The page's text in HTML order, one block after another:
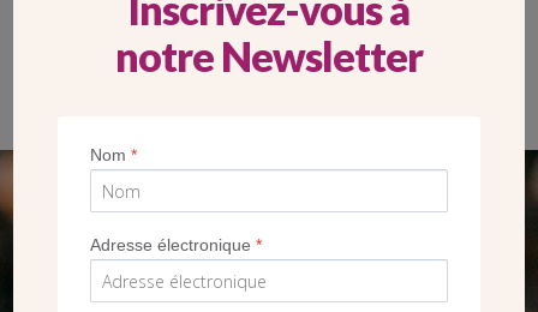
L’église Notre-Dame du Raincy est bâtie par l’architecte Augute
Perret en béton armé, un matériau innovant pour l’époque.
SEUL VOTRE DON
NOUS PERMET D’AGIR
notre Newsletter
Nom*
Adresse électronique*